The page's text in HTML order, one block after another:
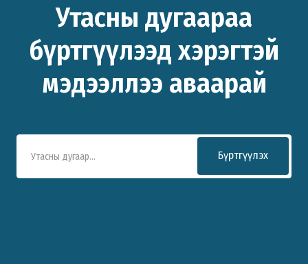
Утасны дугаараа
бүртгүүлээд хэрэгтэй
мэдээллээ аваарай
Бүртгүүлэх